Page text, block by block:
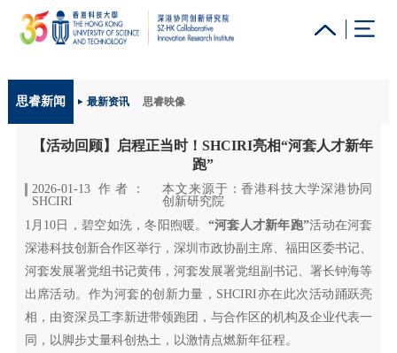
更多科大概览
科大新闻 学术部门索引
校园地图及指南 工作@科大 教授简录 认识科大
思睿新闻 最新资讯 思睿映像
【活动回顾】启程正当时！SHCIRI亮相“河套人才新年
跑”
2026-01-13 作者：
SHCIRI
本文来源于：香港科技大学深港协同
创新研究院
1月10日，碧空如洗，冬阳煦暖。 “河套人才新年跑”活动在河套
深港科技创新合作区举行，深圳市政协副主席、福田区委书记、
河套发展署党组书记黄伟，河套发展署党组副书记、署长钟海等
出席活动。作为河套的创新力量，SHCIRI亦在此次活动踊跃亮
相，由资深员工李新进带领跑团，与合作区的机构及企业代表一
同，以脚步丈量科创热土，以激情点燃新年征程。